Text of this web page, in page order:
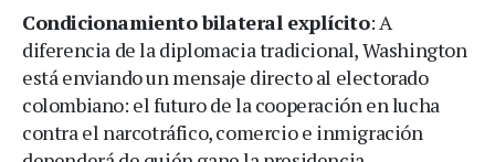
Condicionamiento bilateral explícito: A
diferencia de la diplomacia tradicional, Washington
está enviando un mensaje directo al electorado
colombiano: el futuro de la cooperación en lucha
contra el narcotráfico, comercio e inmigración